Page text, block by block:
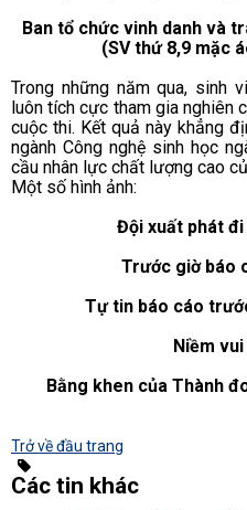
Ban tổ chức vinh danh và
(SV thứ 8,9 mặc
Trong những năm qua, sinh
luôn tích cực tham gia nghiên
cuộc thi. Kết quả này khẳng
ngành Công nghệ sinh học
cầu nhân lực chất lượng cao
Một số hình ảnh:
Đội xuất phát đi
Trước giờ báo
Tự tin báo cáo
Niềm
Bằng khen của Thành
Trở về đầu trang
Các tin khác